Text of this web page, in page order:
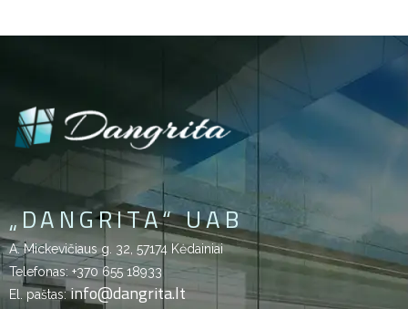
„DANGRITA“ UAB
A. Mickevičiaus g. 32, 57174 Kėdainiai
Telefonas: +370 655 18933
El. paštas:info@dangrita.lt